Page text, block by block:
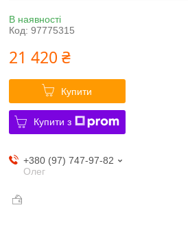
В наявності
Код: 97775315
21 420 ₴
Купити
Купити з
+380 (97) 747-97-82
Олег